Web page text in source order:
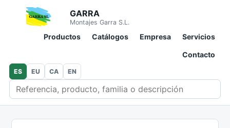
GARRA
Montajes Garra S.L.
Productos Catálogos Empresa Servicios
Contacto
Buscar en catálogo
ES EU CA EN